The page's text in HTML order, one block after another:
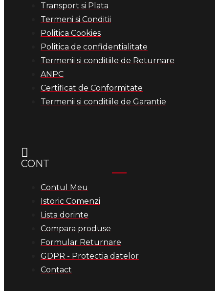
Transport si Plata
Termeni si Conditii
Politica Cookies
Politica de confidentialitate
Termenii si conditiile de Returnare
ANPC
Certificat de Conformitate
Termenii si conditiile de Garantie
CONT
Contul Meu
Istoric Comenzi
Lista dorinte
Compara produse
Formular Returnare
GDPR - Protectia datelor
Contact